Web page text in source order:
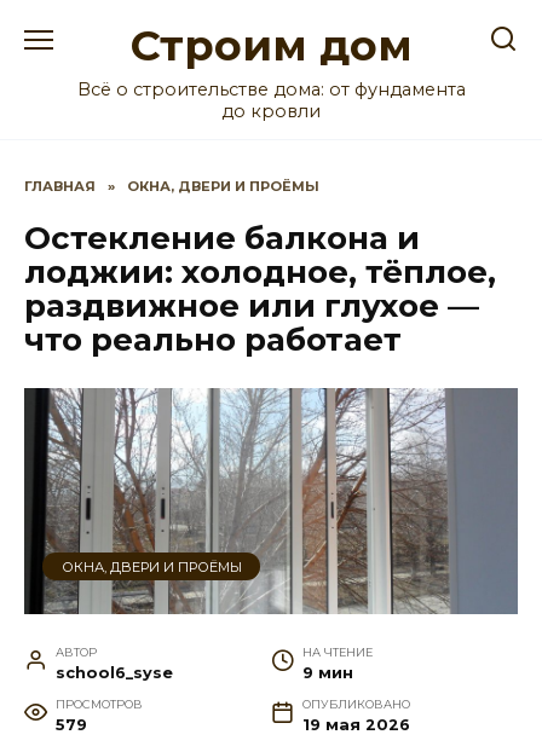
Строим дом
Всё о строительстве дома: от фундамента
до кровли
ГЛАВНАЯ » ОКНА, ДВЕРИ И ПРОЁМЫ
Остекление балкона и
лоджии: холодное, тёплое,
раздвижное или глухое —
что реально работает
ОКНА, ДВЕРИ И ПРОЁМЫ
АВТОР
school6_syse
НА ЧТЕНИЕ
9 мин
ПРОСМОТРОВ
579
ОПУБЛИКОВАНО
19 мая 2026